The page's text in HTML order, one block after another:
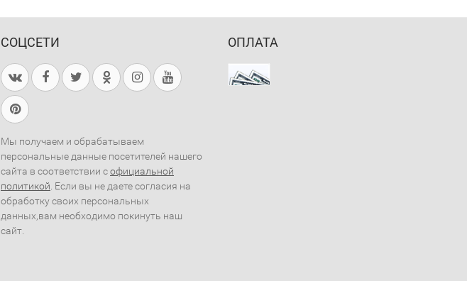
СОЦСЕТИ
Мы получаем и обрабатываем
персональные данные посетителей нашего
сайта в соответствии софициальной
политикой . Если вы не даете согласия на
обработку своих персональных
данных,вам необходимо покинуть наш
сайт.
ОПЛАТА